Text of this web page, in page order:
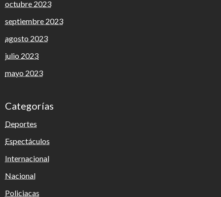
octubre 2023
septiembre 2023
agosto 2023
julio 2023
mayo 2023
Categorías
Deportes
Espectáculos
Internacional
Nacional
Policiacas